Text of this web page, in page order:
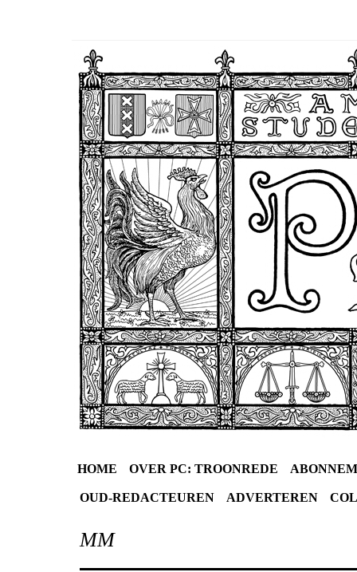
HOME OVER PC: TROONREDE
OUD-REDACTEUREN ADVERTEREN
MM